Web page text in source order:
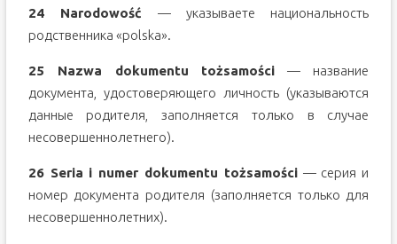
24 Narodowość — указываете национальность
родственника «polska».
25 Nazwa dokumentu tożsamości — название
документа, удостоверяющего личность (указываются
данные родителя, заполняется только в случае
несовершеннолетнего).
26 Seria i numer dokumentu tożsamości— серия и
номер документа родителя (заполняется только для
несовершеннолетних).